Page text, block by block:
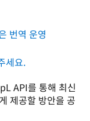
번역 운영
세요.
API를 통해 최신
제공할 방안을 공